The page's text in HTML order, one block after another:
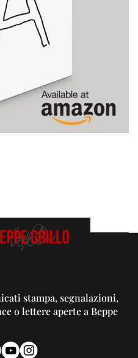
stampa, segnalazioni,
o lettere aperte a Beppe